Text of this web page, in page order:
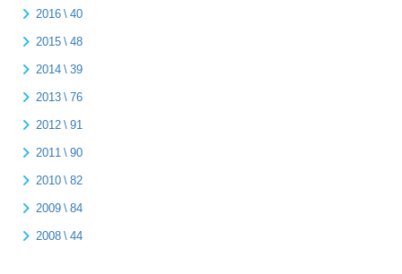
2016 \ 40
2015 \ 48
2014 \ 39
2013 \ 76
2012 \ 91
2011 \ 90
2010 \ 82
2009 \ 84
2008 \ 44